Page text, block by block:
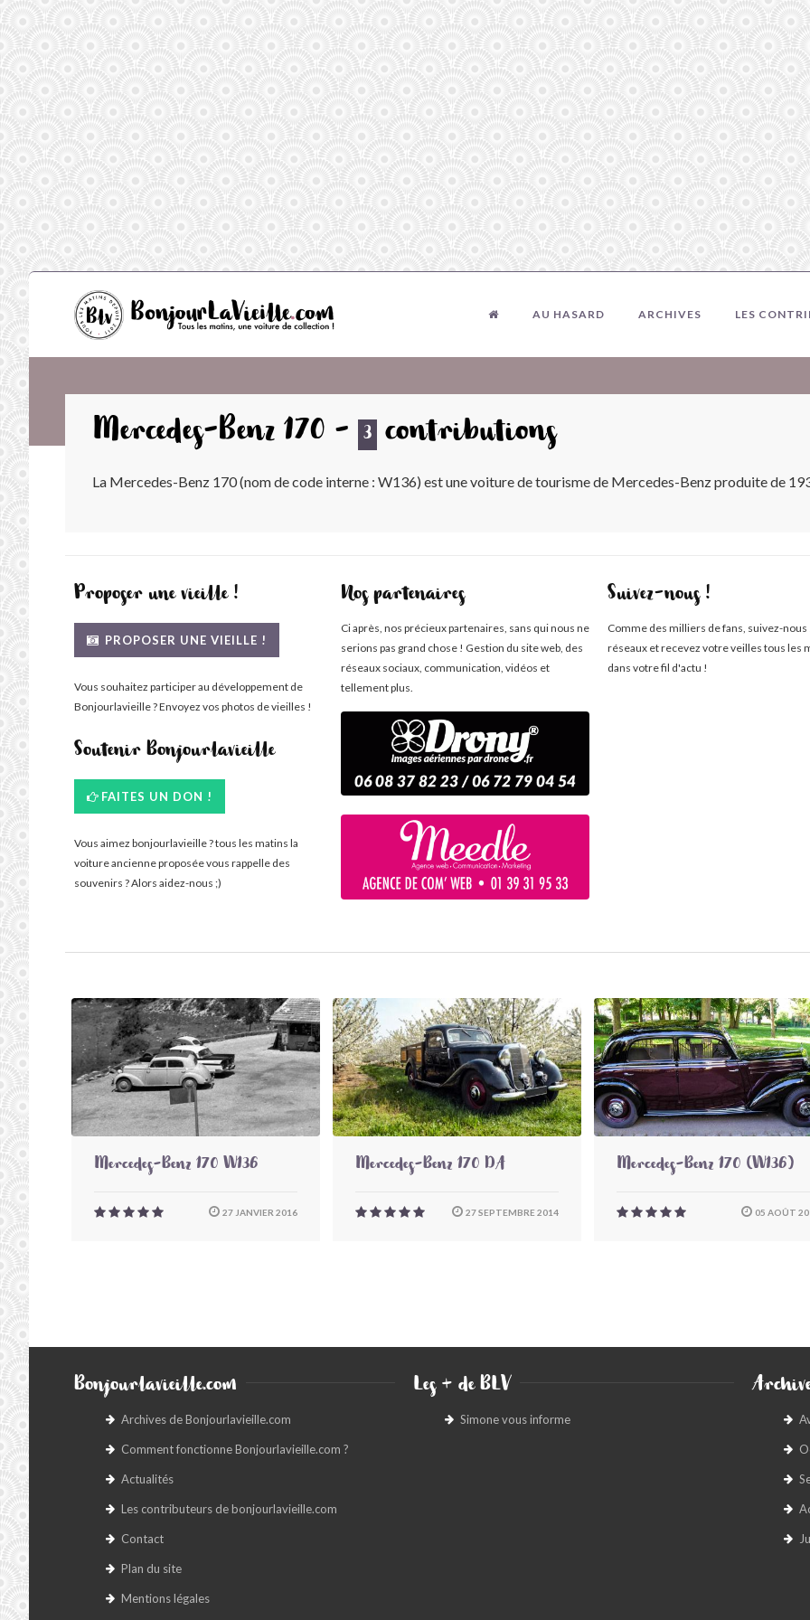
AU HASARD ARCHIVES LES
Mercedes-Benz 170 - 3 contributions
La Mercedes-Benz 170 (nom de code interne : W136) est une voiture de tourisme de Mercedes-Benz produite de
Proposer une vieille !
PROPOSER UNE VIEILLE !
Vous souhaitez participer au développement de
Bonjourlavieille ? Envoyez vos photos de vieilles !
Soutenir Bonjourlavieille
FAITES UN DON !
Vous aimez bonjourlavieille ? tous les matins la
voiture ancienne proposée vous rappelle des
souvenirs ? Alors aidez-nous ;)
Nos partenaires
Ci après, nos précieux partenaires, sans qui nous ne
serions pas grand chose ! Gestion du site web, des
réseaux sociaux, communication, vidéos et
tellement plus.
Suivez-nous !
Comme des milliers de fans, suivez-nous
réseaux et recevez votre veilles tous les
dans votre fil d'actu !
Mercedes-Benz 170 W136
27 JANVIER 2016
Mercedes-Benz 170 DA
27 SEPTEMBRE 2014
Mercedes-Benz 170 (W136)
05 AOÛT
Bonjourlavieille.com
Archives de Bonjourlavieille.com
Comment fonctionne Bonjourlavieille.com ?
Actualités
Les contributeurs de bonjourlavieille.com
Contact
Plan du site
Mentions légales
Les + de BLV
Simone vous informe